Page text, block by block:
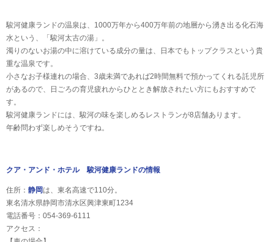
駿河健康ランドの温泉は、1000万年から400万年前の地層から湧き出る化石海
水という、「駿河太古の湯」。
濁りのないお湯の中に溶けている成分の量は、日本でもトップクラスという貴
重な温泉です。
小さなお子様連れの場合、3歳未満であれば2時間無料で預かってくれる託児所
があるので、日ごろの育児疲れからひととき解放されたい方にもおすすめで
す。
駿河健康ランドには、駿河の味を楽しめるレストランが8店舗あります。
年齢問わず楽しめそうですね。
クア・アンド・ホテル 駿河健康ランドの情報
住所： 静岡 は、東名高速で110分。
東名清水県静岡市清水区興津東町1234
電話番号：054-369-6111
アクセス：